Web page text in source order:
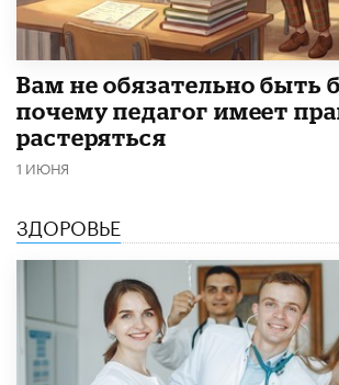
​Вам не обязательно быть
почему педагог имеет
растеряться
1 ИЮНЯ
ЗДОРОВЬЕ